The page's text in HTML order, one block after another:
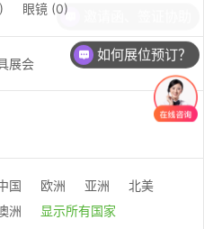
眼镜 (0)
展会
国 欧洲 亚洲
北美
洲 显示所有国家
如何展位预订？